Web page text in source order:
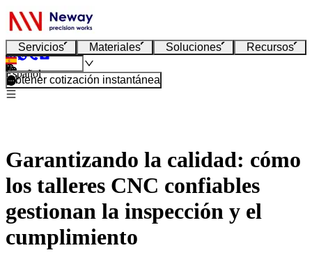
Servicios Materiales Soluciones Recursos
Español
Obtener cotización instantánea
Garantizando la calidad: cómo
los talleres CNC confiables
gestionan la inspección y el
cumplimiento